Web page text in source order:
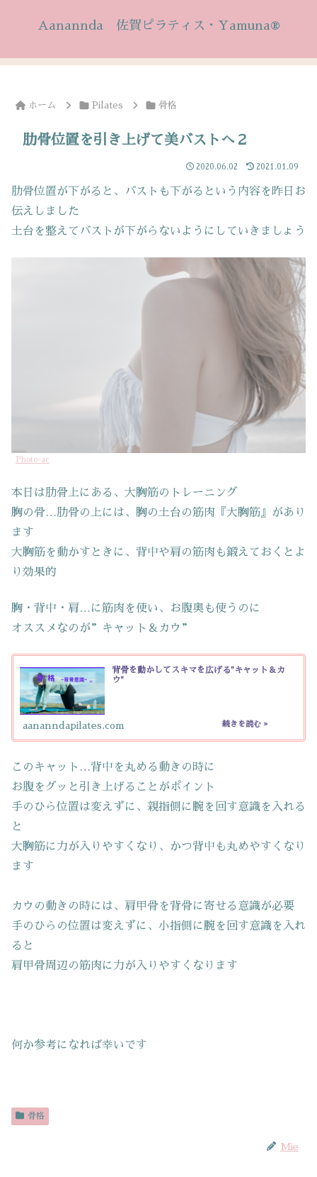
Aanannda 佐賀ピラティス・Yamuna®
ホーム Pilates 骨格
肋骨位置を引き上げて美バストへ２
2020.06.02 2021.01.09
肋骨位置が下がると、バストも下がるという内容を昨日お
伝えしました
土台を整えてバストが下がらないようにしていきましょう
Photo-ac
本日は肋骨上にある、大胸筋のトレーニング
胸の骨…肋骨の上には、胸の土台の筋肉『大胸筋』があり
ます
大胸筋を動かすときに、背中や肩の筋肉も鍛えておくとよ
り効果的
胸・背中・肩…に筋肉を使い、お腹奥も使うのに
オススメなのが”キャット＆カウ”
背骨を動かしてスキマを広げる"キャット＆カ
ウ"
aananndapilates.com
このキャット…背中を丸める動きの時に
お腹をグッと引き上げることがポイント
手のひら位置は変えずに、親指側に腕を回す意識を入れる
と
大胸筋に力が入りやすくなり、かつ背中も丸めやすくなり
ます
カウの動きの時には、肩甲骨を背骨に寄せる意識が必要
手のひらの位置は変えずに、小指側に腕を回す意識を入れ
ると
肩甲骨周辺の筋肉に力が入りやすくなります
何か参考になれば幸いです
骨格
Mie